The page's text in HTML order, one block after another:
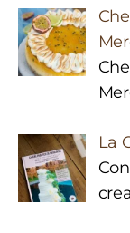
La